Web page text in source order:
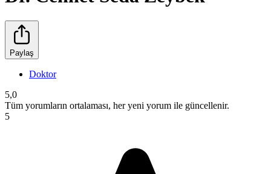
Paylaş
Doktor
5,0
Tüm yorumların ortalaması, her yeni yorum ile güncellenir.
5